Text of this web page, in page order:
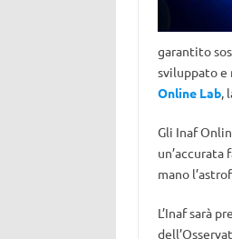
garantito
sviluppato e
Online Lab,
Gli Inaf
mano
L’Inaf sarà